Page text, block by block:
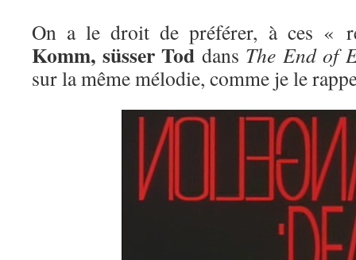
On a le droit de préférer, à ces «
Komm, süsser Tod dans The End of
sur la même mélodie, comme je le